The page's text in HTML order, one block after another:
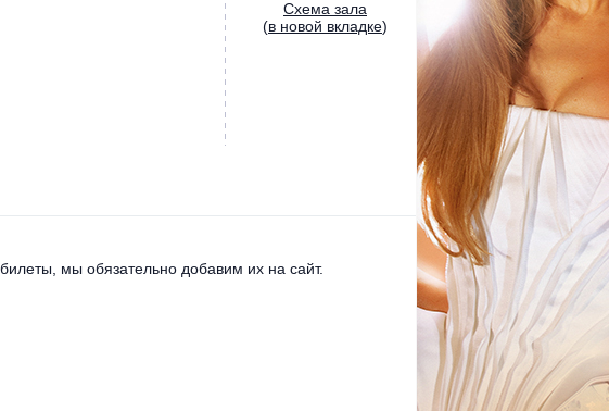
Cхема зала
(в новой вкладке)
мы обязательно добавим их на сайт.